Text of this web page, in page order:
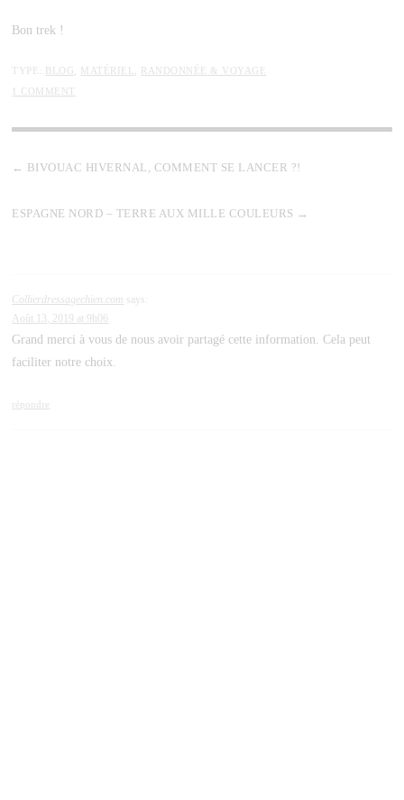
Bon trek !
TYPE: BLOG MATÉRIEL
RANDONNÉE & VOYAGE
1 COMMENT
BIVOUAC HIVERNAL, COMMENT SE LANCER ?!
ESPAGNE NORD – TERRE AUX MILLE COULEURS
Collierdressagechien.com says:
Août 13, 2019 at 9h06
Grand merci à vous de nous avoir partagé cette information. Cela peut
faciliter notre choix.
répondre